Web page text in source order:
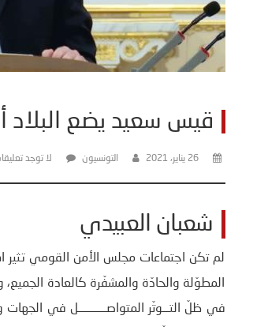
قيس سعيد يضع البلاد
26 يناير، 2021 التونسيون لا توجد
شعبان العبيدي
لم تكن اجتماعات مجلس الأمن القومي تثير
المطوّلة والحادّة والمشفّرة كالعادة
في ظلّ التـــوتّر المتواصــــــــــــل في